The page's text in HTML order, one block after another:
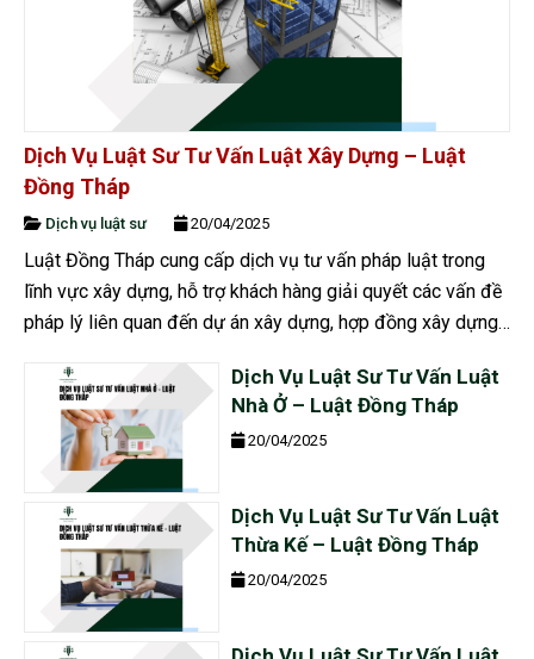
Dịch Vụ Luật Sư Tư Vấn Luật Xây Dựng – Luật
Đồng Tháp
Dịch vụ luật sư 20/04/2025
Luật Đồng Tháp cung cấp dịch vụ tư vấn pháp luật trong
lĩnh vực xây dựng, hỗ trợ khách hàng giải quyết các vấn đề
pháp lý liên quan đến dự án xây dựng, hợp đồng xây dựng,
Dịch Vụ Luật Sư Tư Vấn Luật
Nhà Ở – Luật Đồng Tháp
20/04/2025
Dịch Vụ Luật Sư Tư Vấn Luật
Thừa Kế – Luật Đồng Tháp
20/04/2025